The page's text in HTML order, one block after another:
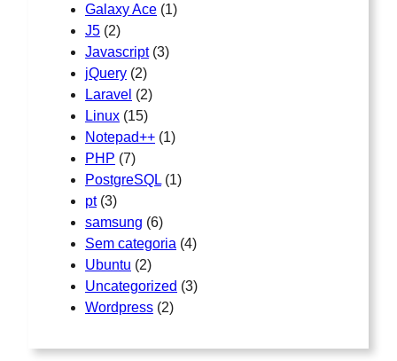
Galaxy Ace (1)
J5 (2)
Javascript(3)
jQuery (2)
Laravel (2)
Linux (15)
Notepad++ (1)
PHP (7)
PostgreSQL (1)
pt(3)
samsung (6)
Sem categoria (4)
Ubuntu (2)
Uncategorized (3)
Wordpress (2)